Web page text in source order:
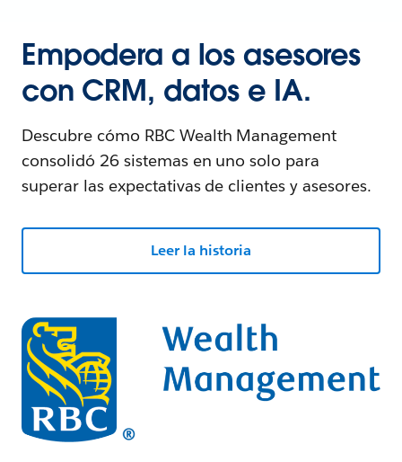
Empodera a los asesores
con CRM, datos e IA.
Descubre cómo RBC Wealth Management
consolidó 26 sistemas en uno solo para
superar las expectativas de clientes y asesores.
Leer la historia